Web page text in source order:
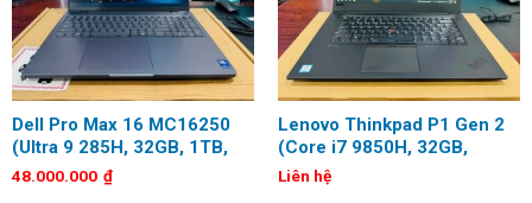
Dell Pro Max 16 MC16250
(Ultra 9 285H, 32GB, 1TB,
RTX Pro 1000 8GB, 16 inch,
48.000.000 ₫
Lenovo Thinkpad P1 Gen 2
(Core i7 9850H, 32GB,
256G, Quadro T2000, 15.6
Liên hệ